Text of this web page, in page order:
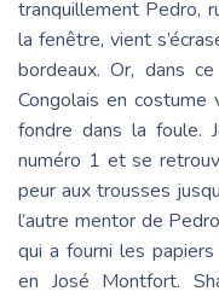
tranquillement Pedro,
la fenêtre, vient
bordeaux. Or, dans
Congolais en
fondre dans la foule.
numéro 1 et se
peur aux trousses
l’autre mentor de
qui a fourni les
en José Montfort.